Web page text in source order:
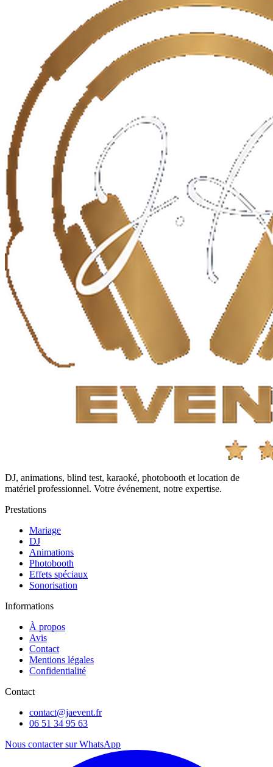
DJ, animations, blind test, karaoké, photobooth et location de
matériel professionnel. Votre événement, notre expertise.
Prestations
Mariage
DJ
Animations
Photobooth
Effets spéciaux
Sonorisation
Informations
À propos
Avis
Contact
Mentions légales
Confidentialité
Contact
contact@jaevent.fr
06 51 34 95 63
Nous contacter sur WhatsApp